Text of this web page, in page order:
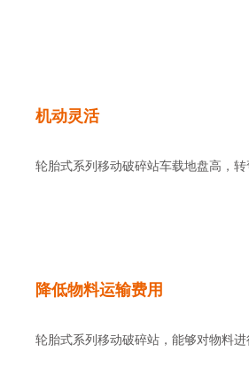
机动灵活
轮胎式系列移动破碎站车载地盘高，
降低物料运输费用
轮胎式系列移动破碎站，能够对物料